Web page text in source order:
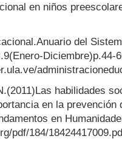
en niños
del
Diciembre)p.44-
habilidades
en la prevención
en
pdf/184/